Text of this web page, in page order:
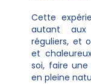
Cette
autant aux
réguliers, et
et
soi, faire
en pleine